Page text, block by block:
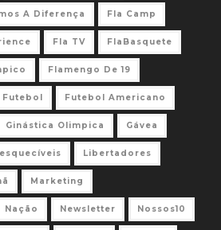
A Diferença Fla Camp
Fla TV FlaBasquete
Flamengo De 19
Futebol Futebol Americano
Ginástica Olimpica Gávea
Libertadores
Marketing
Nação Newsletter Nossos10